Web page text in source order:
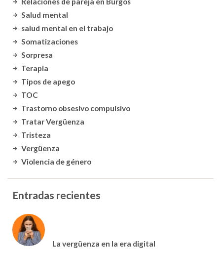
Salud mental
salud mental en el trabajo
Somatizaciones
Sorpresa
Terapia
Tipos de apego
TOC
Trastorno obsesivo compulsivo
Tratar Vergüenza
Tristeza
Vergüenza
Violencia de género
Entradas recientes
La vergüenza en la era digital